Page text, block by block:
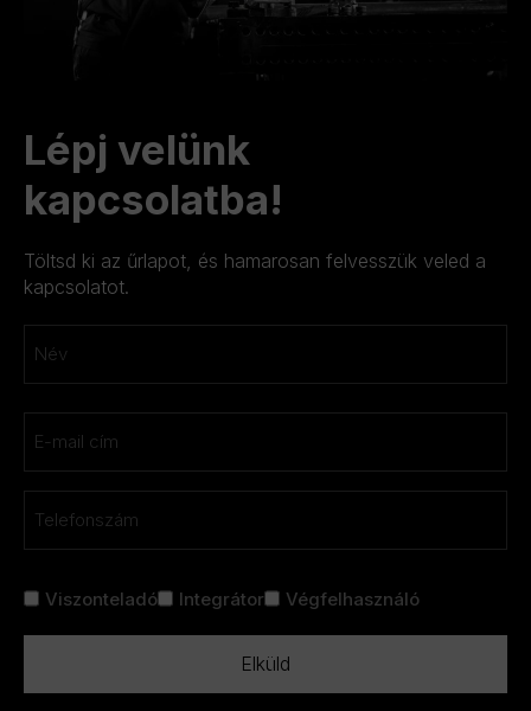
Lépj velünk
kapcsolatba!
Töltsd ki az űrlapot, és hamarosan felvesszük veled a
kapcsolatot.
nélkül
*
Viszonteladó Integrátor Végfelhasználó